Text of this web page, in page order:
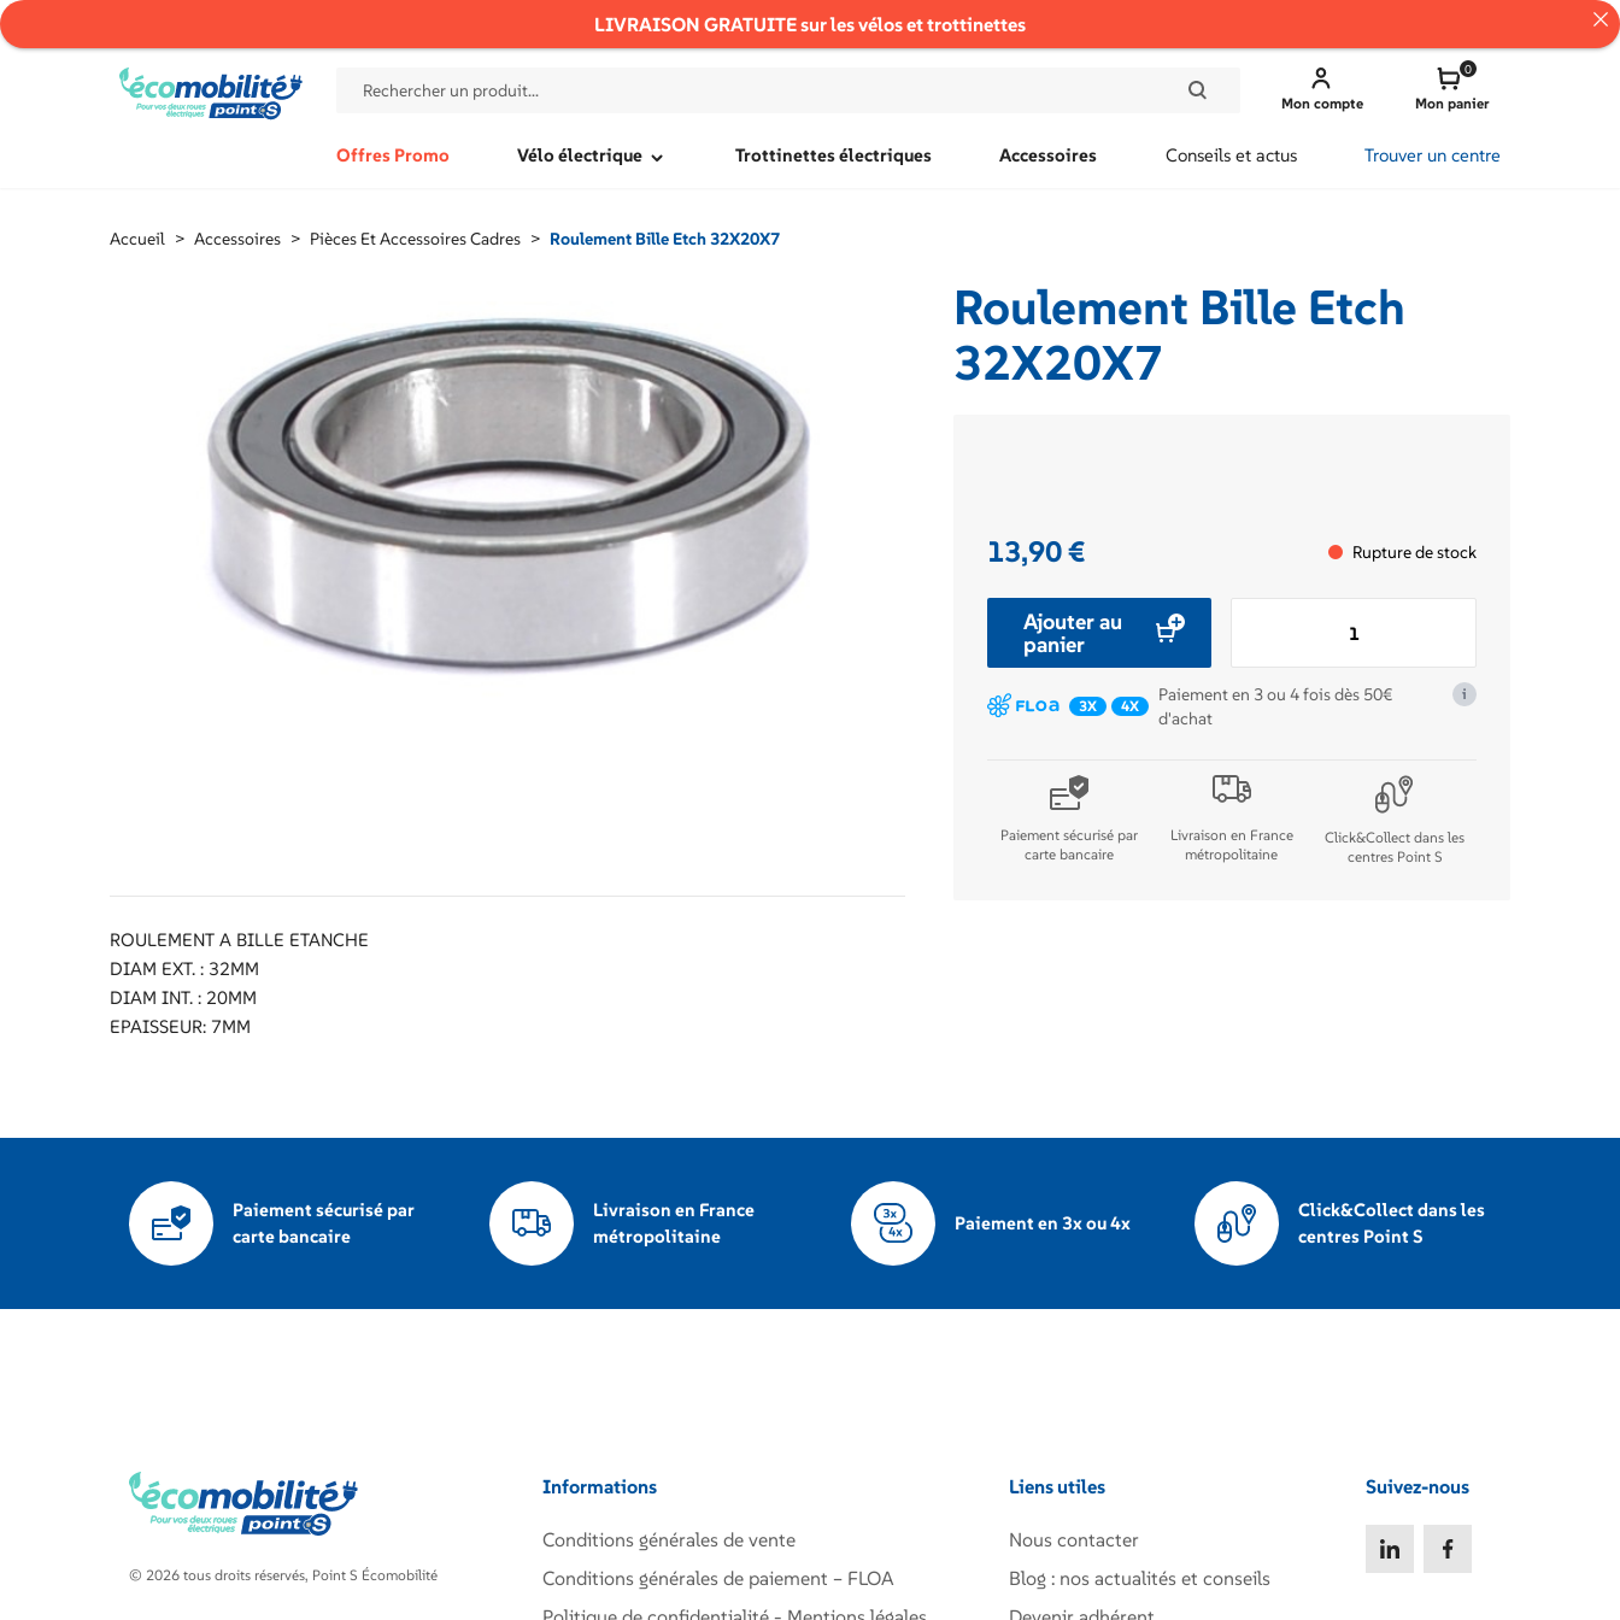
Mon compte Mon panier
0
Offres Promo Vélo électrique Trottinettes électriques Accessoires Conseils et actus Trouver un centre
Accueil > Accessoires > Pièces Et Accessoires Cadres > Roulement Bille Etch 32X20X7
ROULEMENT A BILLE ETANCHE
DIAM EXT. : 32MM
DIAM INT. : 20MM
EPAISSEUR: 7MM
Roulement Bille Etch
32X20X7
13,90€ Rupture de stock
Ajouter au
panier
Roulement
Bille
i
3X 4X
Paiement en 3 ou 4 fois dès 50€
d'achat
Paiement sécurisé par
carte bancaire
Livraison en France
métropolitaine
Click&Collect dans les
centres Point S
Paiement sécurisé par
carte bancaire
Livraison en France
métropolitaine
Paiement en 3x ou 4x
Click&Collect dans les
centres Point S
© 2026 tous droits réservés, Point S Écomobilité
Informations
Conditions générales de vente
Conditions générales de paiement – FLOA
Liens utiles
Nous contacter
Blog : nos actualités et conseils
Suivez-nous
LIVRAISON GRATUITE sur les vélos et trottinettes